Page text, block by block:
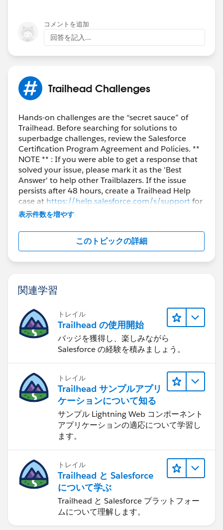
コメントを追加
回答を記入...
Trailhead Challenges
Hands-on challenges are the “secret sauce” of
Trailhead. Before searching for solutions to
superbadge challenges, review the Salesforce
Certification Program Agreement and Policies. **
NOTE ** : If you were able to get a response that
solved your issue, please mark it as the 'Best
Answer' to help other Trailblazers. If the issue
persists after 48 hours, create a Trailhead Help
case at https://help.salesforce.com/s/supportfor
further assistance.
表示件数を増やす
このトピックの詳細
関連学習
トレイル
Trailhead の使用開始
バッジを獲得し、楽しみながら
Salesforce の経験を積みましょう。
トレイル
Trailhead サンプルアプリ
ケーションについて知る
サンプル Lightning Web コンポーネント
アプリケーションの適応について学習し
ます。
トレイル
Trailhead と Salesforce
について学ぶ
Trailhead と Salesforce プラットフォー
ムについて理解します。